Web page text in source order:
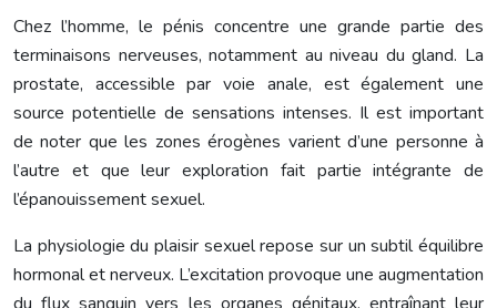
Chez l’homme, le pénis concentre une grande partie des
terminaisons nerveuses, notamment au niveau du gland. La
prostate, accessible par voie anale, est également une
source potentielle de sensations intenses. Il est important
de noter que les zones érogènes varient d’une personne à
l’autre et que leur exploration fait partie intégrante de
l’épanouissement sexuel.
La physiologie du plaisir sexuel repose sur un subtil équilibre
hormonal et nerveux. L’excitation provoque une augmentation